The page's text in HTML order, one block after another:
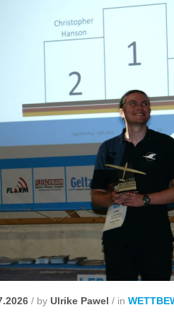
/ by Ulrike Pawel / in